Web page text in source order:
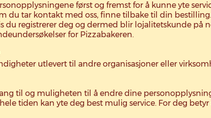
først og fremst for å kunne yte
du tar kontakt med oss, finne tilbake til din
registrerer deg og dermed blir lojalitetskunde på
for Pizzabakeren.
utlevert til andre organisasjoner eller
til og muligheten til å endre dine
tiden kan yte deg best mulig service. For deg